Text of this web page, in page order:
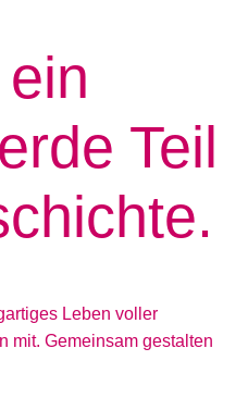
Teil
Leben voller
mit. Gemeinsam gestalten